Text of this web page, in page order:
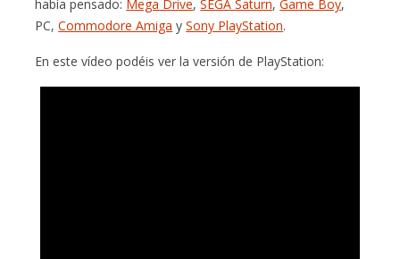
había pensado: Mega Drive,SEGA Saturn,Game Boy,
PC,Commodore Amiga ySony PlayStation.
En este vídeo podéis ver la versión de PlayStation: